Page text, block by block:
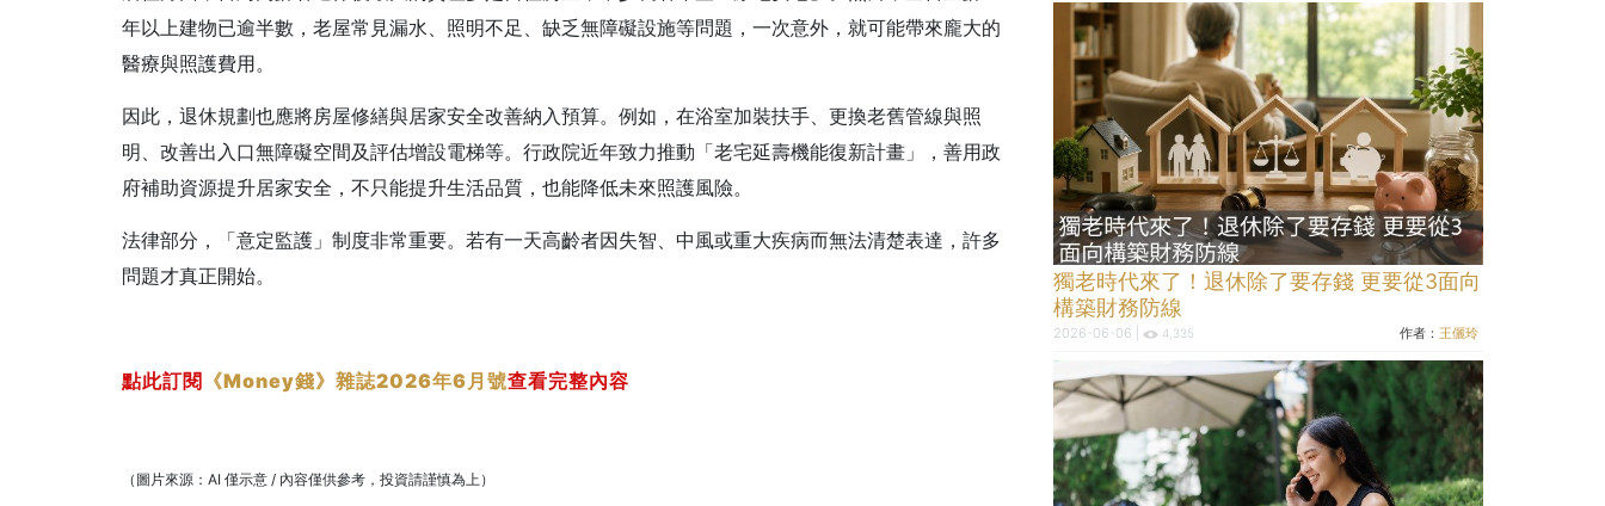
年以上建物已逾半數，老屋常見漏水、照明不足、缺乏無障礙設施等問題，一次意外，就可能帶來龐大的
醫療與照護費用。
因此，退休規劃也應將房屋修繕與居家安全改善納入預算。例如，在浴室加裝扶手、更換老舊管線與照
明、改善出入口無障礙空間及評估增設電梯等。行政院近年致力推動「老宅延壽機能復新計畫」，善用政
府補助資源提升居家安全，不只能提升生活品質，也能降低未來照護風險。
法律部分，「意定監護」制度非常重要。若有一天高齡者因失智、中風或重大疾病而無法清楚表達，許多
問題才真正開始。
點此訂閱 《Money錢》雜誌2026年6月號查看完整內容
（圖片來源：AI 僅示意 / 內容僅供參考，投資請謹慎為上）
獨老時代來了！退休除了要存錢 更要從3面向
構築財務防線
2026-06-06 | 4,335 作者： 王儷玲